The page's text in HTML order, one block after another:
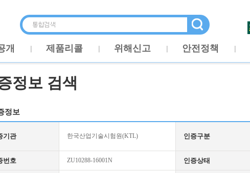
개 제품리콜 위해신고 안전정책
정보 검색
정보
기관 한국산업기술시험원(KTL) 인증구분
번호 ZU10288-16001N 인증상태